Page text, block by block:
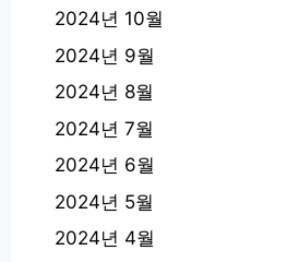
2024년 10월
2024년 9월
2024년 8월
2024년 7월
2024년 6월
2024년 5월
2024년 4월